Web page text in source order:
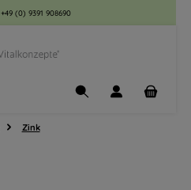
+49 (0) 9391 908690
Zink